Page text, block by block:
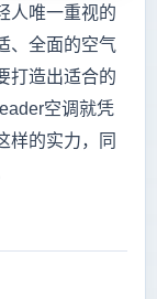
唯一重视的
、全面的空气
打造出适合的
空调就凭
样的实力，同